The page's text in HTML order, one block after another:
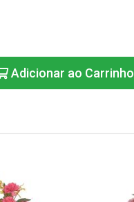
Adicionar ao Carrinho